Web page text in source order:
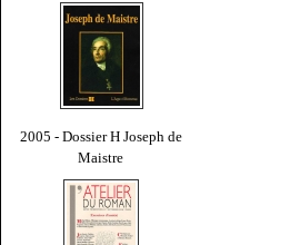
2005 - Dossier H Joseph de
Maistre